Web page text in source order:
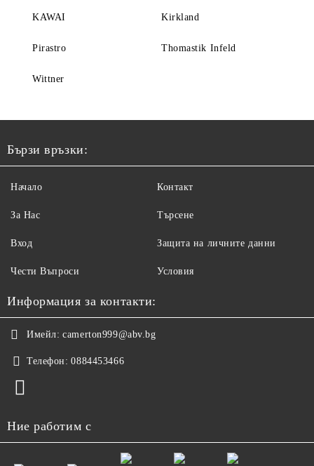
KAWAI Kirkland
Pirastro Thomastik Infeld
Wittner
Бързи връзки:
Начало
За Нас
Вход
Чести Въпроси
Контакт
Търсене
Защита на личните данни
Условия
Информация за контакти:
Имейл: camerton999@abv.bg
Телефон: 0884453466
Ние работим с